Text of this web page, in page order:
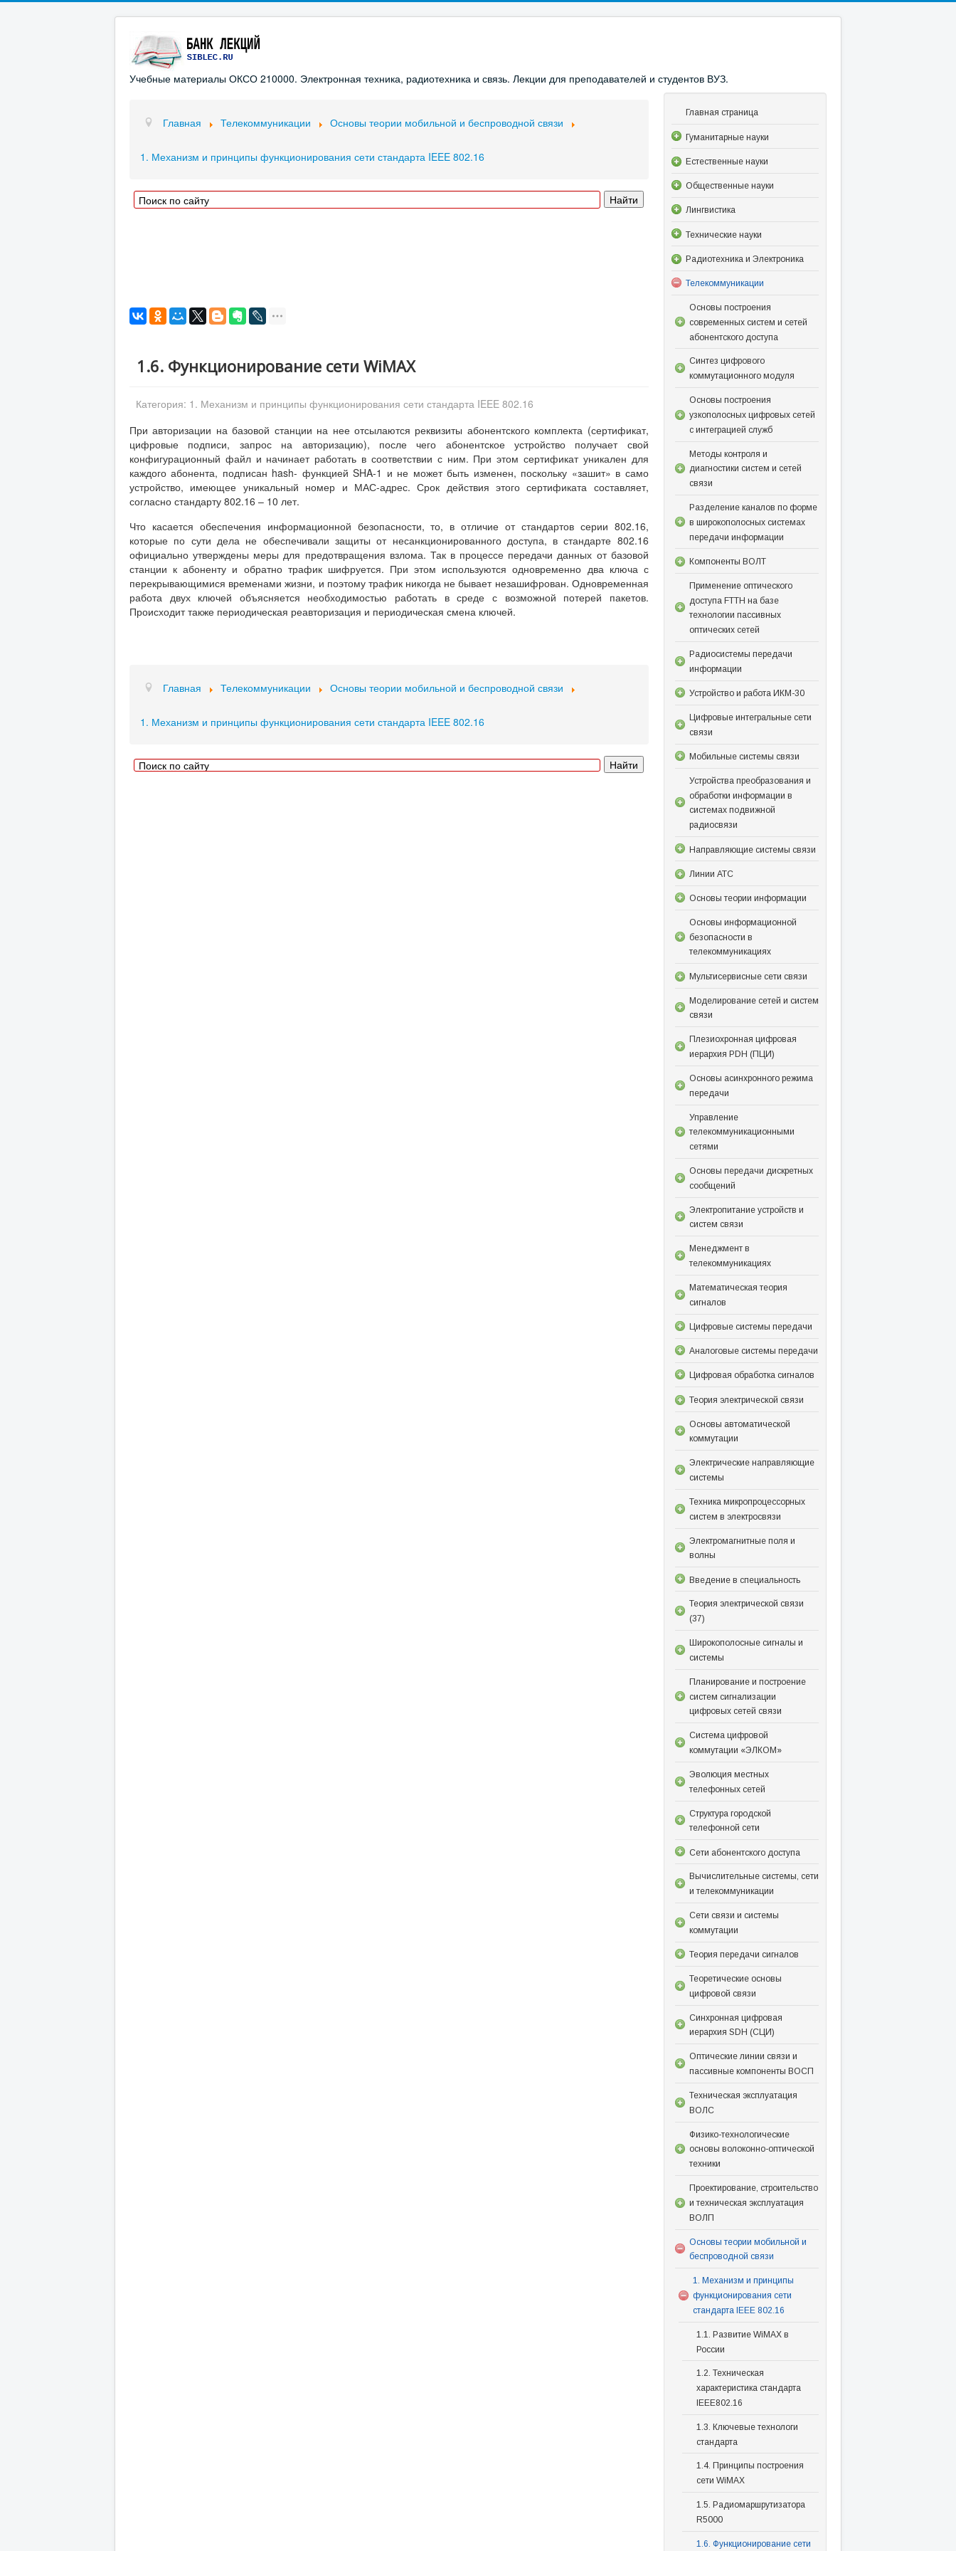
Учебные материалы ОКСО 210000. Электронная техника, радиотехника и связь. Лекции для преподавателей и студентов ВУЗ.
Главная Телекоммуникации Основы теории мобильной и беспроводной связи
1. Механизм и принципы функционирования сети стандарта IEEE 802.16
1.6. Функционирование сети WiMAX
Категория: 1. Механизм и принципы функционирования сети стандарта IEEE 802.16
При авторизации на базовой станции на нее отсылаются реквизиты абонентского комплекта (сертификат,
цифровые подписи, запрос на авторизацию), после чего абонентское устройство получает свой
конфигурационный файл и начинает работать в соответствии с ним. При этом сертификат уникален для
каждого абонента, подписан hash- функцией SHA-1 и не может быть изменен, поскольку «зашит» в само
устройство, имеющее уникальный номер и МАС-адрес. Срок действия этого сертификата составляет,
согласно стандарту 802.16 – 10 лет.
Что касается обеспечения информационной безопасности, то, в отличие от стандартов серии 802.16,
которые по сути дела не обеспечивали защиты от несанкционированного доступа, в стандарте 802.16
официально утверждены меры для предотвращения взлома. Так в процессе передачи данных от базовой
станции к абоненту и обратно трафик шифруется. При этом используются одновременно два ключа с
перекрывающимися временами жизни, и поэтому трафик никогда не бывает незашифрован. Одновременная
работа двух ключей объясняется необходимостью работать в среде с возможной потерей пакетов.
Происходит также периодическая реавторизация и периодическая смена ключей.
Главная Телекоммуникации Основы теории мобильной и беспроводной связи
1. Механизм и принципы функционирования сети стандарта IEEE 802.16
Главная страница
Гуманитарные науки
Естественные науки
Общественные науки
Лингвистика
Технические науки
Радиотехника и Электроника
Телекоммуникации
Основы построения
современных систем и сетей
абонентского доступа
Синтез цифрового
коммутационного модуля
Основы построения
узкополосных цифровых сетей
с интеграцией служб
Методы контроля и
диагностики систем и сетей
связи
Разделение каналов по форме
в широкополосных системах
передачи информации
Компоненты ВОЛТ
Применение оптического
доступа FTTH на базе
технологии пассивных
оптических сетей
Радиосистемы передачи
информации
Устройство и работа ИКМ-30
Цифровые интегральные сети
связи
Мобильные системы связи
Устройства преобразования и
обработки информации в
системах подвижной
радиосвязи
Направляющие системы связи
Линии АТС
Основы теории информации
Основы информационной
безопасности в
телекоммуникациях
Мультисервисные сети связи
Моделирование сетей и систем
связи
Плезиохронная цифровая
иерархия PDH (ПЦИ)
Основы асинхронного режима
передачи
Управление
телекоммуникационными
сетями
Основы передачи дискретных
сообщений
Электропитание устройств и
систем связи
Менеджмент в
телекоммуникациях
Математическая теория
сигналов
Цифровые системы передачи
Аналоговые системы передачи
Цифровая обработка сигналов
Теория электрической связи
Основы автоматической
коммутации
Электрические направляющие
системы
Техника микропроцессорных
систем в электросвязи
Электромагнитные поля и
волны
Введение в специальность
Теория электрической связи
(37)
Широкополосные сигналы и
системы
Планирование и построение
систем сигнализации
цифровых сетей связи
Система цифровой
коммутации «ЭЛКОМ»
Эволюция местных
телефонных сетей
Структура городской
телефонной сети
Сети абонентского доступа
Вычислительные системы, сети
и телекоммуникации
Сети связи и системы
коммутации
Теория передачи сигналов
Теоретические основы
цифровой связи
Синхронная цифровая
иерархия SDH (СЦИ)
Оптические линии связи и
пассивные компоненты ВОСП
Техническая эксплуатация
ВОЛС
Физико-технологические
основы волоконно-оптической
техники
Проектирование, строительство
и техническая эксплуатация
ВОЛП
Основы теории мобильной и
беспроводной связи
1. Механизм и принципы
функционирования сети
стандарта IEEE 802.16
1.1. Развитие WiMAX в
России
1.2. Техническая
характеристика стандарта
IEEE802.16
1.3. Ключевые технологи
стандарта
1.4. Принципы построения
сети WiMAX
1.5. Радиомаршрутизатора
R5000
1.6. Функционирование сети